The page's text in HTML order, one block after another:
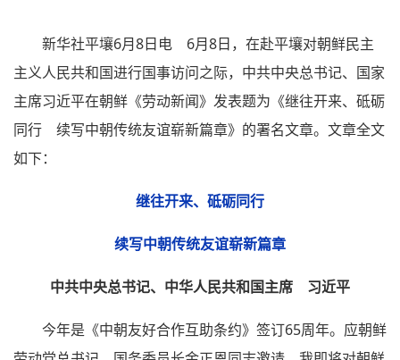
新华社平壤6月8日电 6月8日，在赴平壤对朝鲜民主
主义人民共和国进行国事访问之际，中共中央总书记、国家
主席习近平在朝鲜《劳动新闻》发表题为《继往开来、砥砺
同行 续写中朝传统友谊崭新篇章》的署名文章。文章全文
如下：
继往开来、砥砺同行
续写中朝传统友谊崭新篇章
中共中央总书记、中华人民共和国主席 习近平
今年是《中朝友好合作互助条约》签订65周年。应朝鲜